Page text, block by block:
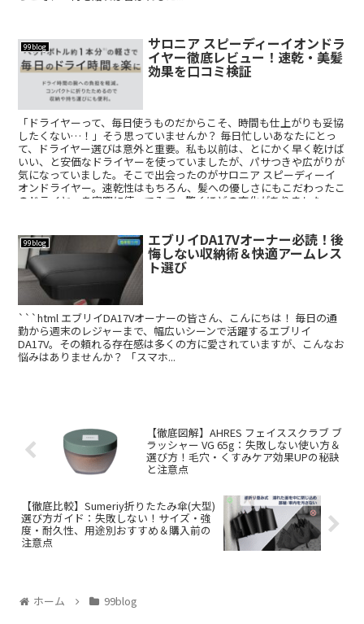
99blog サロニア スピーディーイオンドラ
イヤー徹底レビュー！速乾・美髪
効果を口コミ検証
「ドライヤーって、毎日使うものだからこそ、時間も仕上がりも妥協
したくない…！」そう思っていませんか？ 毎日忙しいあなたにとっ
て、ドライヤー選びは意外と重要。私も以前は、とにかく早く乾けば
いい、と安価なドライヤーを使っていましたが、パサつきや広がりが
気になっていました。そこで出会ったのがサロニア スピーディーイ
オンドライヤー。速乾性はもちろん、髪への優しさにもこだわったこ
のドライヤーを実際に使ってみて、驚くほどの変化がありました。
99blog エブリイDA17Vオーナー必読！後
悔しない収納術＆快適アームレス
ト選び
```html エブリイDA17Vオーナーの皆さん、こんにちは！ 毎日の通
勤から週末のレジャーまで、幅広いシーンで活躍するエブリイ
DA17V。その頼れる存在感は多くの方に愛されていますが、こんなお
悩みはありませんか？ 「スマホ...
【徹底図解】AHRES フェイススクラブ ブ
ラッシャー VG 65g：失敗しない使い方＆
選び方！毛穴・くすみケア効果UPの秘訣
と注意点
【徹底比較】Sumeriy折りたたみ傘(大型)
選び方ガイド：失敗しない！サイズ・強
度・耐久性、用途別おすすめ＆購入前の
注意点
ホーム 99blog